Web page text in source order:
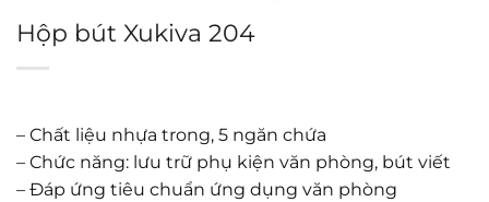
Hộp bút Xukiva 204
– Chất liệu nhựa trong, 5 ngăn chứa
– Chức năng: lưu trữ phụ kiện văn phòng, bút viết
– Đáp ứng tiêu chuẩn ứng dụng văn phòng